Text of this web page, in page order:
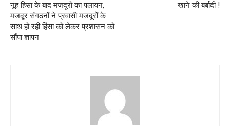
नूंह हिंसा के बाद मजदूरों का पलायन,
मजदूर संगठनों ने प्रवासी मजदूरों के
साथ हो रही हिंसा को लेकर प्रशासन को
सौंपा ज्ञापन
खाने की बर्बादी !